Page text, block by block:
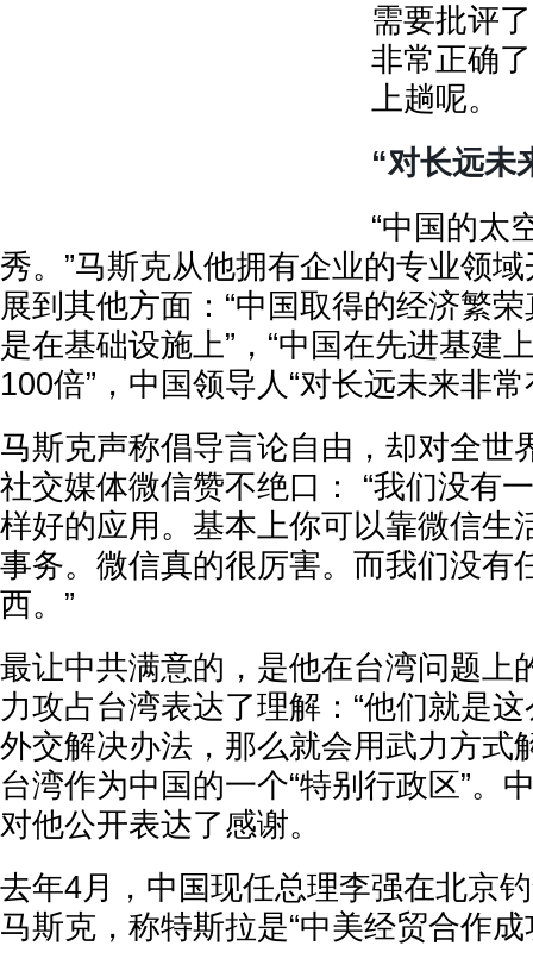
需要批评
非常正确
上趟呢。
“对长远未
“中国的太
秀。”马斯克从他拥有企业的专业领
展到其他方面：“中国取得的经济繁
是在基础设施上”，“中国在先进基建
100倍”，中国领导人“对长远未来非常
马斯克声称倡导言论自由，却对全世
社交媒体微信赞不绝口： “我们没有
样好的应用。基本上你可以靠微信生
事务。微信真的很厉害。而我们没有
西。”
最让中共满意的，是他在台湾问题上
力攻占台湾表达了理解：“他们就是
外交解决办法，那么就会用武力方式
台湾作为中国的一个“特别行政区”。
对他公开表达了感谢。
去年4月，中国现任总理李强在北京
马斯克，称特斯拉是“中美经贸合作成